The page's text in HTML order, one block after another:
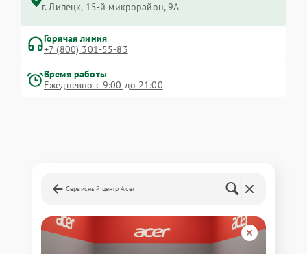
г. Липецк, 15-й микрорайон, 9А
Горячая линия
+7 (800) 301-55-83
Время работы
Ежедневно с 9:00 до 21:00
Сервисный центр Acer